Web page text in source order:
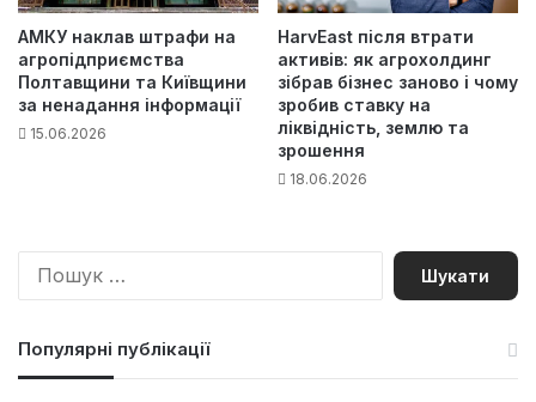
АМКУ наклав штрафи на
агропідприємства
Полтавщини та Київщини
за ненадання інформації
15.06.2026
HarvEast після втрати
активів: як агрохолдинг
зібрав бізнес заново і чому
зробив ставку на
ліквідність, землю та
зрошення
18.06.2026
П
Популярні публікації